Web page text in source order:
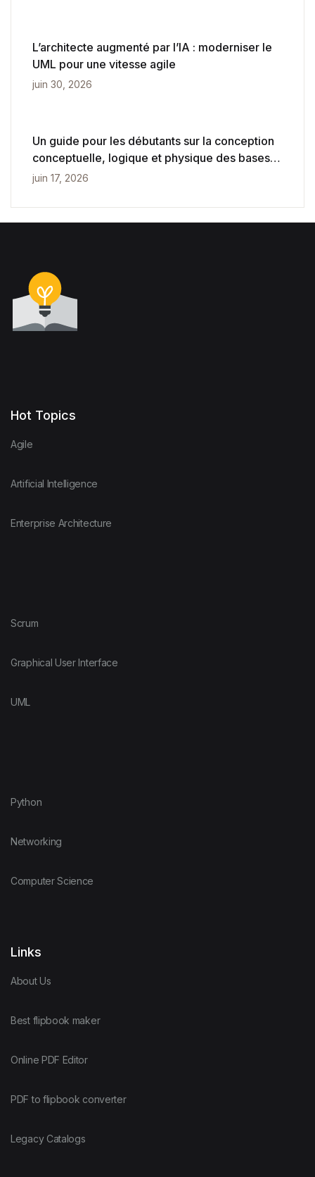
L’architecte augmenté par l’IA : moderniser le
UML pour une vitesse agile
juin 30, 2026
Un guide pour les débutants sur la conception
conceptuelle, logique et physique des bases
de données
juin 17, 2026
Hot Topics
Agile
Artificial Intelligence
Enterprise Architecture
Scrum
Graphical User Interface
UML
Python
Networking
Computer Science
Links
About Us
Best flipbook maker
Online PDF Editor
PDF to flipbook converter
Legacy Catalogs